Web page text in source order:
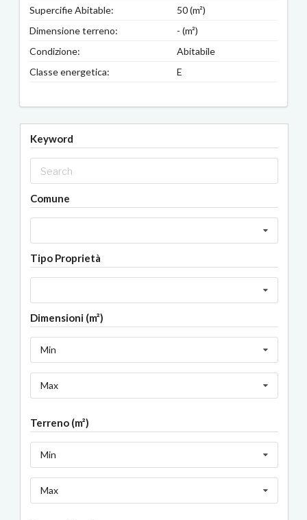
Supercifie Abitable:
50 (m²)
Dimensione terreno:
- (m²)
Condizione:
Abitabile
Classe energetica:
E
Keyword
Comune
Tipo Proprietà
Dimensioni (m²)
Min
Max
Terreno (m²)
Min
Max